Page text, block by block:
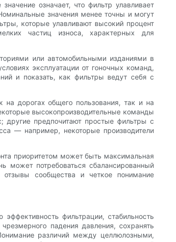
означает, что фильтр улавливает
значения менее точны и могут
которые улавливают высокий процент
частиц износа, характерных для
или автомобильными изданиями в
эксплуатации от гоночных команд,
и показать, как фильтры ведут себя с
на дорогах общего пользования, так и на
высокопроизводительные команды
другие предпочитают простые фильтры с
— например, некоторые производители
приоритетом может быть максимальная
может потребоваться сбалансированный
отзывы сообщества и четкое понимание
фильтрации, стабильность
падения давления, сохранять
различий между целлюлозными,